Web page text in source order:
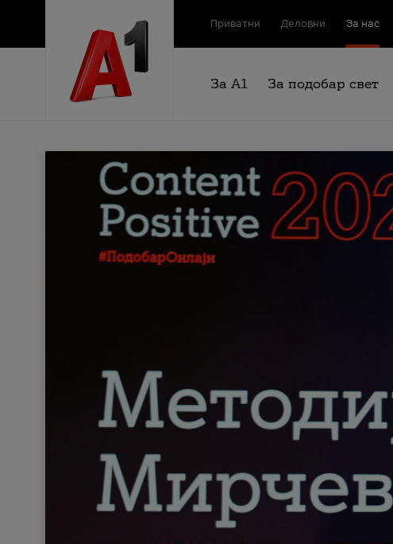
Приватни Деловни За нас
За А1 За подобар свет